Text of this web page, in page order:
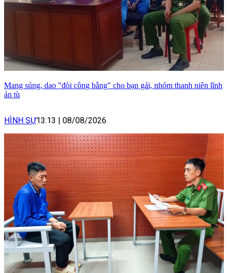
Mang súng, dao "đòi công bằng" cho bạn gái, nhóm thanh niên lĩnh
án tù
HÌNH SỰ13:13 08/08/2026